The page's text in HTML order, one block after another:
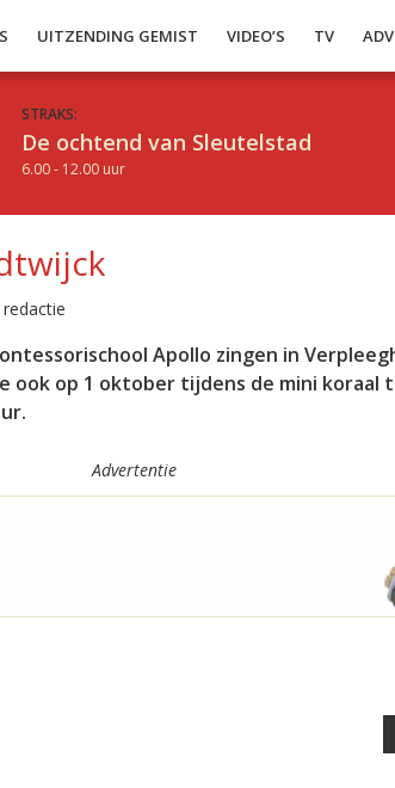
UITZENDING GEMIST VIDEO’S TV
STRAKS:
De ochtend van Sleutelstad
6.00 - 12.00 uur
Apollo zingen in
ook op 1 oktober tijdens de mini koraal
Advertentie